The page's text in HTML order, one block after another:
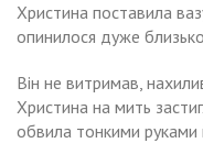
Христина поставила
опинилося дуже
Він не витримав,
Христина на мить
обвила тонкими руками